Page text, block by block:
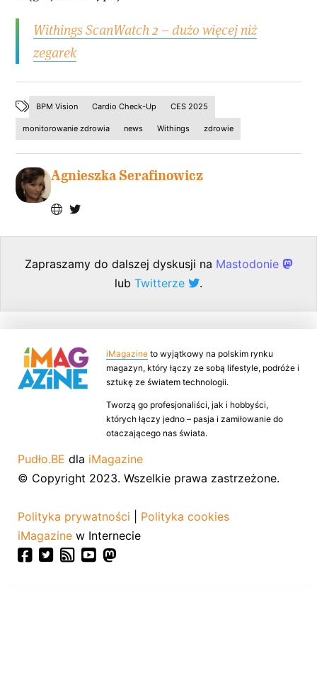
Withings ScanWatch 2 – dużo więcej niż
zegarek
BPM Vision Cardio Check-Up CES 2025
monitorowanie zdrowia news Withings zdrowie
Agnieszka Serafinowicz
Zapraszamy do dalszej dyskusji na Mastodonie
lub Twitterze .
iMagazine to wyjątkowy na polskim rynku
magazyn, który łączy ze sobą lifestyle, podróże i
sztukę ze światem technologii.
Tworzą go profesjonaliści, jak i hobbyści,
których łączy jedno – pasja i zamiłowanie do
otaczającego nas świata.
Pudło.BE dla iMagazine
© Copyright 2023. Wszelkie prawa zastrzeżone.
Polityka prywatności
Polityka cookies
iMagazine w Internecie